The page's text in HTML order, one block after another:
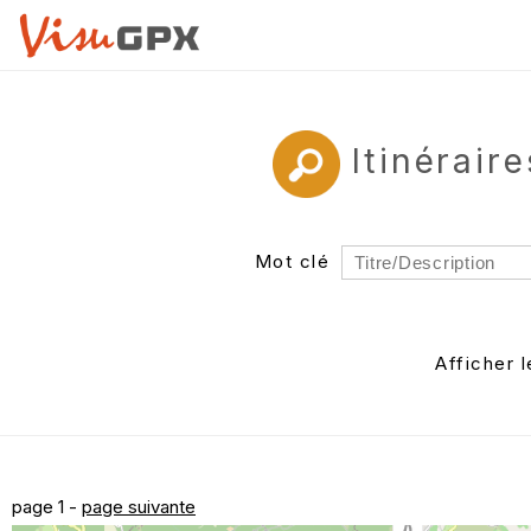
Mot clé
Auteur
Afficher
page 1 - page suivante